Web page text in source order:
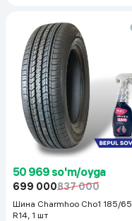
50 969 so'm/oyga
699 000837 000
Шина Charmhoo Cho1 185/65
R14, 1 шт